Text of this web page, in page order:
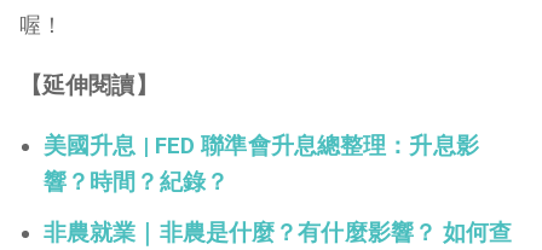
喔！
【延伸閱讀】
美國升息 | FED 聯準會升息總整理：升息影
響？時間？紀錄？
非農就業｜非農是什麼？有什麼影響？ 如何查